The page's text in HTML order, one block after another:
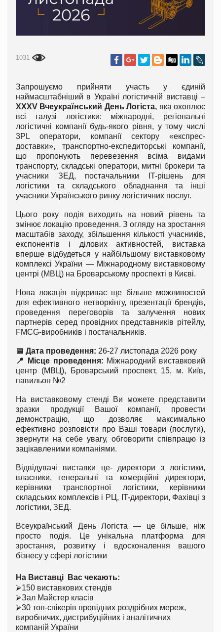
1031
Запрошуємо прийняти участь у єдиній
наймасштабніший в Україні логістичній виставці –
XXXV Вчеукраїнський День Логіста, яка охоплює
всі галузі логістики: міжнародні, регіональні
логістичні компанії будь-якого рівня, у тому числі
3PL оператори, компанії сектору «експрес-
доставки», транспортно-експедиторські компанії,
що пропонують перевезення всіма видами
транспорту, складські оператори, митні брокери та
учасники ЗЕД, постачальники IT-рішень для
логістики та складського обладнання та інші
учасники Українського ринку логістичних послуг.
Цього року подія виходить на новий рівень та
змінює локацію проведення. З огляду на зростання
масштабів заходу, збільшення кількості учасників,
експонентів і ділових активностей, виставка
вперше відбудеться у найбільшому виставковому
комплексі України — Міжнародному виставковому
центрі (МВЦ) на Броварському проспекті в Києві.
Нова локація відкриває ще більше можливостей
для ефективного нетворкінгу, презентації брендів,
проведення переговорів та залучення нових
партнерів серед провідних представників рітейлу,
FMCG-виробників і постачальників.
📅 Дата проведення: 26-27 листопада 2026 року
📍 Місце проведення: Міжнародний виставковий
центр (МВЦ), Броварський проспект, 15, м. Київ,
павильон №2
На виставковому стенді Ви можете представити
зразки продукції Вашої компанії, провести
демонстрацію, що дозволяє максимально
ефективно розповісти про Ваші товари (послуги),
звернути на себе увагу, обговорити співпрацю із
зацікавленими компаніями.
Відвідувачі виставки це- директори з логістики,
власники, генеральні та комерційні директори,
керівники транспортної логістики, керівники
складських комплексів і РЦ, IT-директори, Фахівці з
логістики, ЗЕД.
Всеукраїнський День Логіста — це більше, ніж
просто подія. Це унікальна платформа для
зростання, розвитку і вдосконалення вашого
бізнесу у сфері логістики
На Виставці Вас чекають:
⮚150 виставкових стендів
⮚Зал Майстер класів
⮚30 топ-спікерів провідних роздрібних мереж,
виробничих, дистрибуційних і аналітичних
компаній України